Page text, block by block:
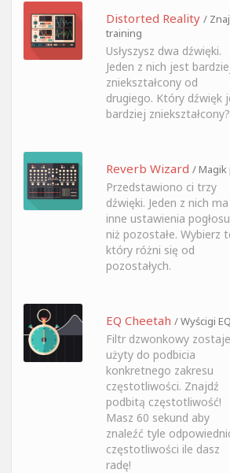
Distorted Reality /
training
Usłyszysz dwa dźwięki.
Jeden z nich jest
zniekształcony od
drugiego. Który dźwięk
bardziej zniekształcony?
Reverb Wizard / Magik
Przedstawiono ci trzy
dźwięki. Jeden z nich ma
inne ustawienia pogłosu
niż pozostałe. Wybierz
który różni się od
pozostałych.
EQ Cheetah / Wyścigi
Filtr dzwonkowy zostaje
użyty do podbicia
konkretnego zakresu
częstotliwości. Znajdź
podbitą częstotliwość!
Masz 60 sekund aby
znaleźć tyle
częstotliwości ile dasz
radę!